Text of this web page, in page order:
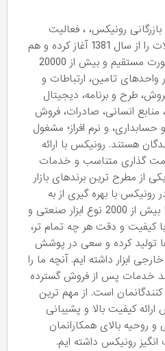
رونیکس، ، فعالیت
حرفه ای خود در حوزه ابزارالات را از سال 1381 آغاز کرده و هم
اکنون بیش از 800 نفر به صورت مستقیم و بیش از 20000
تامین، ارتباطات و
طرح و برنامه، دیجیتال
انسانی، صادرات، فروش
و نرم افراز؛ مشغول
هستند. رونیکس با ارائه
قیمت گذاری متناسب و خدمات
از مطرح ترین برندهای بازار
با بهره گیری از به
روزترین تکنولوژی های دنیا بیش از 2000 نوع ابزار صنعتی و
را با کیفیت و دقت هر چه تمام تر،
تولید کرده و سعی در پوشش
ابزار داشته ایم. آنچه ما را
خدمات پس از فروش گسترده
است. از مهم ترین
کیفیت بالا و پشیبانی
روحیه بالای همکارانمان
رونیکس داشته ایم.